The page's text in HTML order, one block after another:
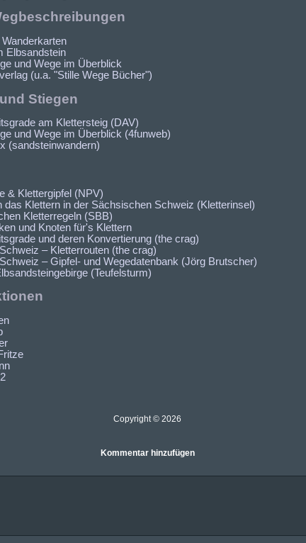
Elbsandstein
und Wege im Überblick
(u.a. "Stille Wege Bücher")
Stiegen
am Klettersteig (DAV)
und Wege im Überblick (4funweb)
(sandsteinwandern)
& Klettergipfel (NPV)
das Klettern in der Sächsischen Schweiz (Kletterinsel)
Kletterregeln (SBB)
und Knoten für's Klettern
und deren Konvertierung (the crag)
– Kletterrouten (the crag)
– Gipfel- und Wegedatenbank (Jörg Brutscher)
(Teufelsturm)
Copyright © 2026
Kommentar hinzufügen